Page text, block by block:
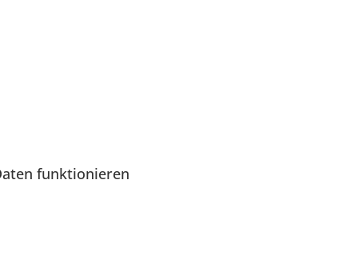
funktionieren